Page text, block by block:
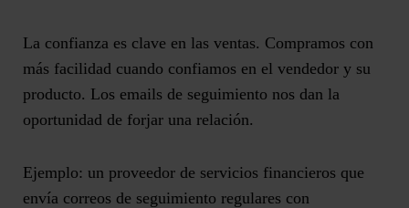
La confianza es clave en las ventas. Compramos con
más facilidad cuando confiamos en el vendedor y su
producto. Los emails de seguimiento nos dan la
oportunidad de forjar una relación.
Ejemplo: un proveedor de servicios financieros que
envía correos de seguimiento regulares con